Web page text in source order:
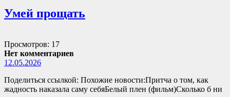
Умей прощать
Просмотров: 17
Нет комментариев
12.05.2026
Поделиться ссылкой: Похожие новости:Притча о том, как
жадность наказала саму себяБелый плен (фильм)Сколько б ни